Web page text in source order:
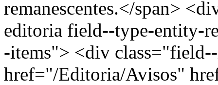
remanescentes.</span>
editoria field--type-entity-
-items"> <div
href="/Editoria/Avisos"